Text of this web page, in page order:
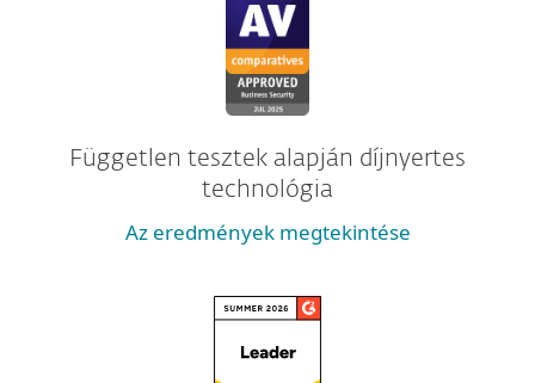
Független tesztek alapján díjnyertes
technológia
Az eredmények megtekintése